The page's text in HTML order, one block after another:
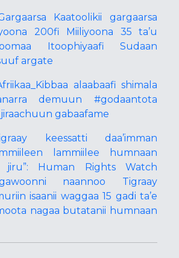
Kaatoolikii gargaarsa
200fi Miiliyoona 35 ta’u
Itoophiyaafi Sudaan
argate
alaabaafi shimala
demuun #godaantota
jiraachuun gabaafame
keessatti daa’imman
lammiilee humnaan
jiru”: Human Rights Watch
naannoo Tigraay
isaanii waggaa 15 gadi ta’e
nagaa butatanii humnaan